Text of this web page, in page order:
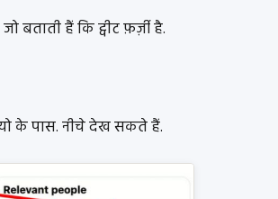
बताती हैं कि ट्वीट फ़र्ज़ी है.
के पास. नीचे देख सकते हैं.